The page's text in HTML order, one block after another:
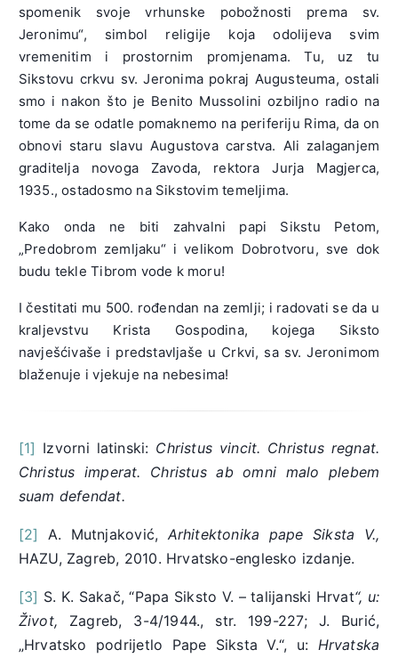
spomenik svoje vrhunske pobožnosti prema sv.
Jeronimu“, simbol religije koja odolijeva svim
vremenitim i prostornim promjenama. Tu, uz tu
Sikstovu crkvu sv. Jeronima pokraj Augusteuma, ostali
smo i nakon što je Benito Mussolini ozbiljno radio na
tome da se odatle pomaknemo na periferiju Rima, da on
obnovi staru slavu Augustova carstva. Ali zalaganjem
graditelja novoga Zavoda, rektora Jurja Magjerca,
1935., ostadosmo na Sikstovim temeljima.
Kako onda ne biti zahvalni papi Sikstu Petom,
„Predobrom zemljaku“ i velikom Dobrotvoru, sve dok
budu tekle Tibrom vode k moru!
I čestitati mu 500. rođendan na zemlji; i radovati se da u
kraljevstvu Krista Gospodina, kojega Siksto
navješćivaše i predstavljaše u Crkvi, sa sv. Jeronimom
blaženuje i vjekuje na nebesima!
[1] Izvorni latinski: Christus vincit. Christus regnat.
Christus imperat. Christus ab omni malo plebem
suam defendat.
[2] A. Mutnjaković, Arhitektonika pape Siksta V.,
HAZU, Zagreb, 2010. Hrvatsko-englesko izdanje.
[3] S. K. Sakač, “Papa Siksto V. – talijanski Hrvat“, u:
Život, Zagreb, 3-4/1944., str. 199-227; J. Burić,
„Hrvatsko podrijetlo Pape Siksta V.“, u: Hrvatska